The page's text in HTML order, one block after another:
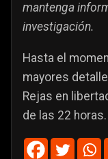
mantenga
investigación.
Hasta el
mayores
Rejas en
de las 22 horas.